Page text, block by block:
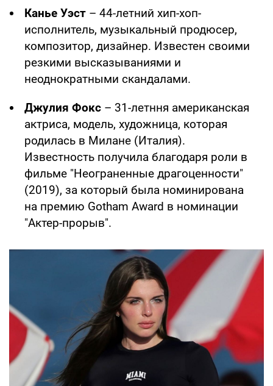
Канье Уэст – 44-летний хип-хоп-
исполнитель, музыкальный продюсер,
композитор, дизайнер. Известен своими
резкими высказываниями и
неоднократными скандалами.
Джулия Фокс – 31-летння американская
актриса, модель, художница, которая
родилась в Милане (Италия).
Известность получила благодаря роли в
фильме "Неограненные драгоценности"
(2019), за который была номинирована
на премию Gotham Award в номинации
"Актер-прорыв".